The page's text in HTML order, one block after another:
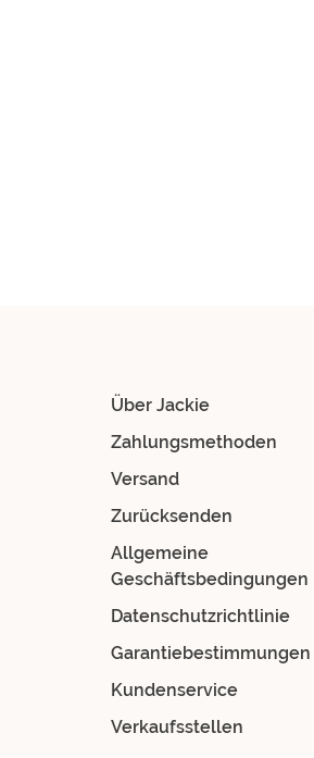
Über Jackie
Zahlungsmethoden
Versand
Zurücksenden
Allgemeine
Geschäftsbedingungen
Datenschutzrichtlinie
Garantiebestimmungen
Kundenservice
Verkaufsstellen